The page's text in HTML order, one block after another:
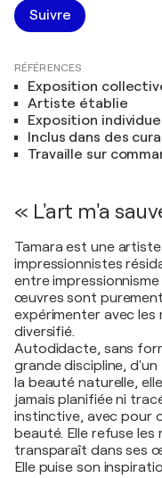
Suivre
RÉFÉRENCES
Exposition
Artiste établie
Exposition
Inclus dans des
Travaille sur
« L'art m'a
Tamara est une
impressionnistes
entre
œuvres sont
expérimenter avec
diversifié.
Autodidacte, sans
grande discipline,
la beauté naturelle,
jamais planifiée ni
instinctive, avec pour
beauté. Elle refuse les
transparaît dans ses
Elle puise son